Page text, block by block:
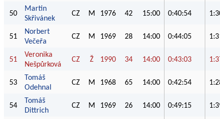
50
Martin
Skřivánek
CZ M 1976 42 15:00 0:40:54
51
Norbert
Večeřa
CZ M 1969 28 14:00 0:44:05
51
Veronika
Nešpůrková
CZ Ž 1990 34 14:00 0:43:03
53
Tomáš
Odehnal
CZ M 1968 65 14:00 0:42:54
54
Tomáš
Dittrich
CZ M 1969 26 14:00 0:49:15